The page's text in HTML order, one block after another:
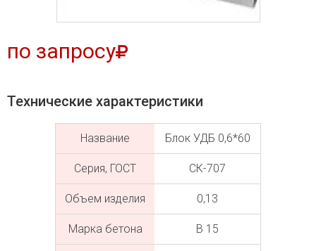
по запросу
Технические характеристики
Название Блок УДБ 0,6*60
Серия, ГОСТ СК-707
Объем изделия 0,13
Марка бетона В 15